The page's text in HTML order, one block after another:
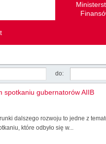
do:
spotkaniu gubernatorów AIIB
dalszego rozwoju to jedne z
które odbyło się w...